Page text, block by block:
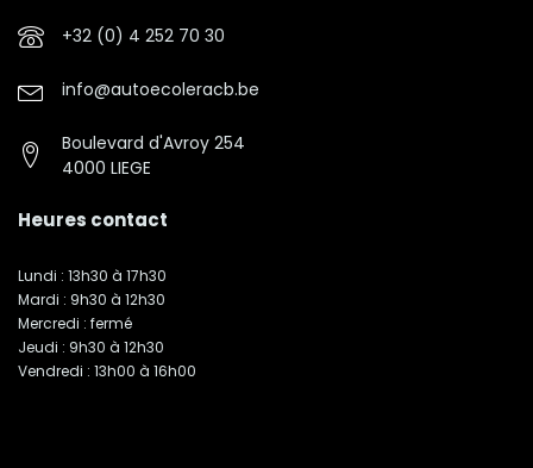
+32 (0) 4 252 70 30
info@autoecoleracb.be
Boulevard d'Avroy 254
4000 LIEGE
Heures contact
Lundi : 13h30 à 17h30
Mardi : 9h30 à 12h30
Mercredi : fermé
Jeudi : 9h30 à 12h30
Vendredi : 13h00 à 16h00